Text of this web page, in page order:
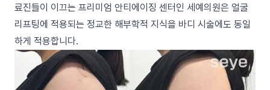
료진들이 이끄는 프리미엄 안티에이징 센터인 세예의원은 얼굴
리프팅에 적용되는 정교한 해부학적 지식을 바디 시술에도 동일
하게 적용합니다.